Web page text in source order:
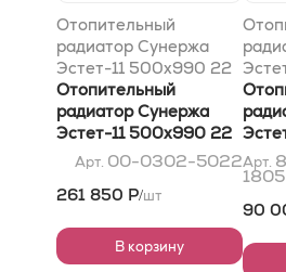
Отопительный
радиатор Сунержа
Эстет-11 500х990 22
секции, Без покрытия
Отопительный
радиатор Сунержа
Эстет-11 500х990 22
секции, Без покрытия
Арт. 00-0302-5022
261 850 Р/шт
В корзину
Арт.
1805
90